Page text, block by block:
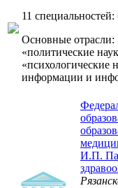
11 специальностей:
Основные отрасли:
«политические
«психологические
информации и
И.П.